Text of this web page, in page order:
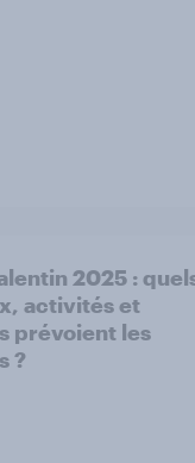
2025 :
activités et
prévoient les
?